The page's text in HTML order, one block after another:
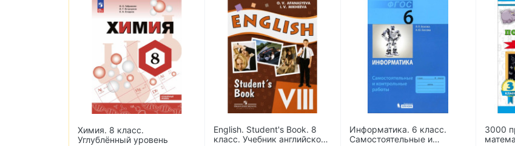
English. Student's Book. 8
класс. Учебник английского
Информатика. 6 класс.
Самостоятельные и
3000 примеров по
математике. Счёт в